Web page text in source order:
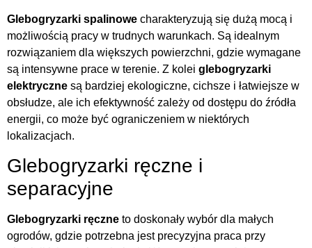
Glebogryzarki spalinowe charakteryzują się dużą mocą i
możliwością pracy w trudnych warunkach. Są idealnym
rozwiązaniem dla większych powierzchni, gdzie wymagane
są intensywne prace w terenie. Z kolei glebogryzarki
elektryczne są bardziej ekologiczne, cichsze i łatwiejsze w
obsłudze, ale ich efektywność zależy od dostępu do źródła
energii, co może być ograniczeniem w niektórych
lokalizacjach.
Glebogryzarki ręczne i
separacyjne
Glebogryzarki ręczne to doskonały wybór dla małych
ogrodów, gdzie potrzebna jest precyzyjna praca przy